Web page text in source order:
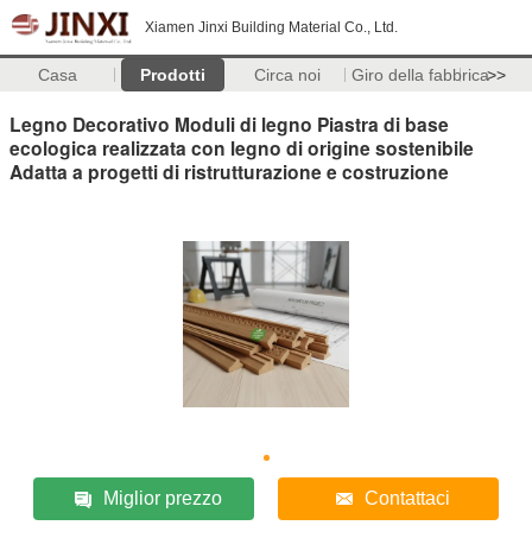
Xiamen Jinxi Building Material Co., Ltd.
Casa Prodotti Circa noi Giro della fabbrica>>
Legno Decorativo Moduli di legno Piastra di base
ecologica realizzata con legno di origine sostenibile
Adatta a progetti di ristrutturazione e costruzione
Miglior prezzo Contattaci